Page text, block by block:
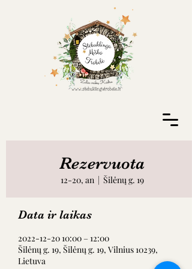
Rezervuota
12-20, an
  |
Šilėnų g. 19
Data ir laikas
2022-12-20 10:00 – 12:00
Šilėnų g. 19, Šilėnų g. 19, Vilnius 10239,
Lietuva